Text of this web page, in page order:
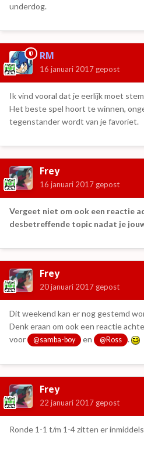
underdog.
RM
16 januari 2017 gepost
Ik vind vooral dat je eerlijk moet
Het beste spel hoort te winnen,
tegenstander wordt van je favoriet.
Frey
16 januari 2017 gepost
Vergeet niet om ook een reactie
desbetreffende topic nadat je
Frey
20 januari 2017 gepost
Dit weekend kan er nog gestemd
Denk eraan om ook een reactie
voor
@samba-boy en @Ross .
Frey
22 januari 2017 gepost
Ronde 1-1 t/m 1-4 zitten er